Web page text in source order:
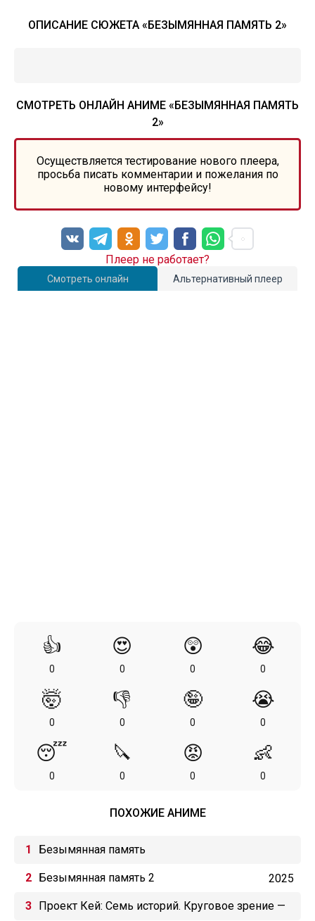
ОПИСАНИЕ СЮЖЕТА «БЕЗЫМЯННАЯ ПАМЯТЬ 2»
СМОТРЕТЬ ОНЛАЙН АНИМЕ «БЕЗЫМЯННАЯ ПАМЯТЬ
2»
Осуществляется тестирование нового плеера,
просьба писать комментарии и пожелания по
новому интерфейсу!
Смотреть онлайн Альтернативный плеер
Плеер не работает?
👍
0
😍
0
😲
0
😂
0
🤯
0
👎
0
🤪
0
😭
0
😴
0
🔪
0
😡
0
👶
0
ПОХОЖИЕ АНИМЕ
Безымянная память
Безымянная память 2 2025
Проект Кей: Семь историй. Круговое зрение —